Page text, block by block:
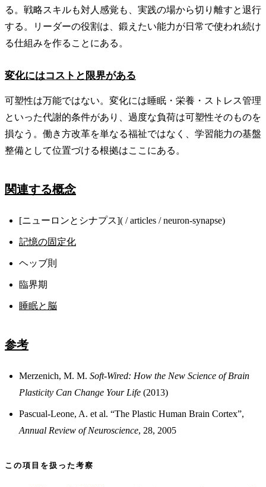
る。戦略スキルも対人感覚も、実践の場から切り離すと退行
する。リーダーの役割は、鍛えたい能力が日常で使われ続け
る仕組みを作ることにある。
変化にはコストと限界がある
可塑性は万能ではない。変化には睡眠・栄養・ストレス管理
といった代謝的条件があり、過度な負荷は可塑性そのものを
損なう。働き方改革を単なる福祉ではなく、学習能力の基盤
整備として位置づける根拠はここにある。
関連する概念
[ニューロンとシナプス]( / articles / neuron-synapse)
記憶の固定化
ヘッブ則
臨界期
睡眠と脳
参考
Merzenich, M. M. Soft-Wired: How the New Science of Brain
Plasticity Can Change Your Life (2013)
Pascual-Leone, A. et al. “The Plastic Human Brain Cortex”,
Annual Review of Neuroscience, 28, 2005
この項目を扱った考察